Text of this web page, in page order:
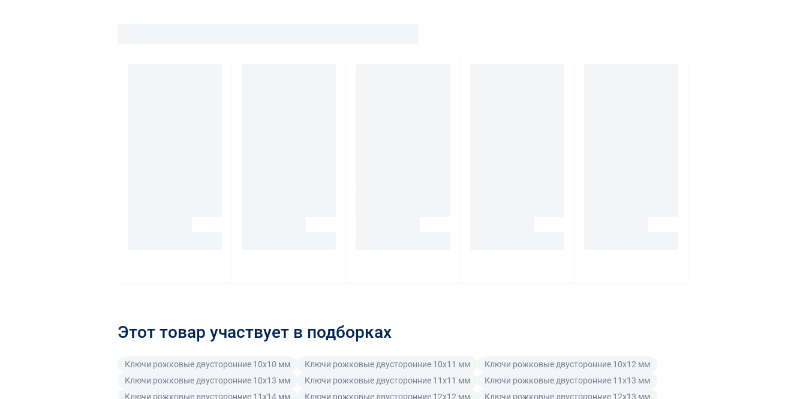
Этот товар участвует в подборках
Ключи рожковые двусторонние 10x10 мм Ключи рожковые двусторонние 10x11 мм
Ключи рожковые двусторонние 10x12 мм
Ключи рожковые двусторонние 10x13 мм
Ключи рожковые двусторонние 11x11 мм
Ключи рожковые двусторонние 11x13 мм
Ключи рожковые двусторонние 11x14 мм
Ключи рожковые двусторонние 12x12 мм
Ключи рожковые двусторонние 12x13 мм